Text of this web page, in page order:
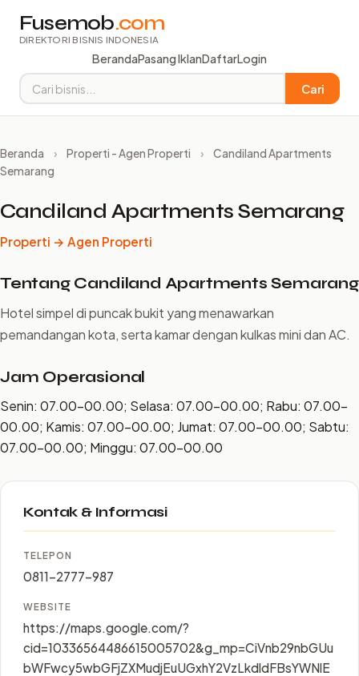
Fusemob.com
DIREKTORI BISNIS INDONESIA
BerandaPasang IklanDaftarLogin
Cari
Beranda › Properti - Agen Properti ›
Candiland Apartments
Semarang
Candiland Apartments Semarang
Properti → Agen Properti
Tentang Candiland Apartments Semarang
Hotel simpel di puncak bukit yang menawarkan
pemandangan kota, serta kamar dengan kulkas mini dan AC.
Jam Operasional
Senin: 07.00–00.00; Selasa: 07.00–00.00; Rabu: 07.00–
00.00; Kamis: 07.00–00.00; Jumat: 07.00–00.00; Sabtu:
07.00–00.00; Minggu: 07.00–00.00
Kontak & Informasi
TELEPON
0811-2777-987
WEBSITE
https://maps.google.com/?
cid=10336564486615005702&g_mp=CiVnb29nbGUu
bWFwcy5wbGFjZXMudjEuUGxhY2VzLkdldFBsYWNlE